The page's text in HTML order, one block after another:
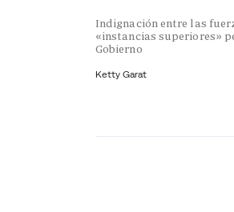
Indignación entre las
«instancias superiores»
Gobierno
Ketty Garat